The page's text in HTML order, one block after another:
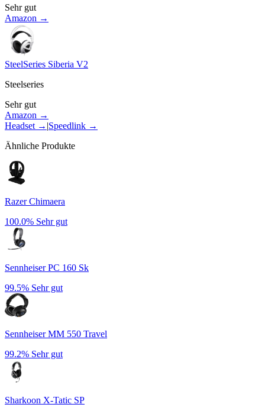
Sehr gut
Amazon →
SteelSeries Siberia V2
Steelseries
Sehr gut
Amazon →
Headset → |Speedlink →
Ähnliche Produkte
Razer Chimaera
100.0% Sehr gut
Sennheiser PC 160 Sk
99.5% Sehr gut
Sennheiser MM 550 Travel
99.2% Sehr gut
Sharkoon X-Tatic SP